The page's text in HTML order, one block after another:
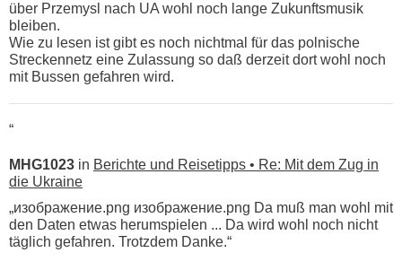
über Przemysl nach UA wohl noch lange Zukunftsmusik
bleiben.
Wie zu lesen ist gibt es noch nichtmal für das polnische
Streckennetz eine Zulassung so daß derzeit dort wohl noch
mit Bussen gefahren wird.
“
MHG1023 in Berichte und Reisetipps • Re: Mit dem Zug in
die Ukraine
„изображение.png изображение.png Da muß man wohl mit
den Daten etwas herumspielen ... Da wird wohl noch nicht
täglich gefahren. Trotzdem Danke.“